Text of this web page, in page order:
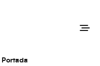
Portada